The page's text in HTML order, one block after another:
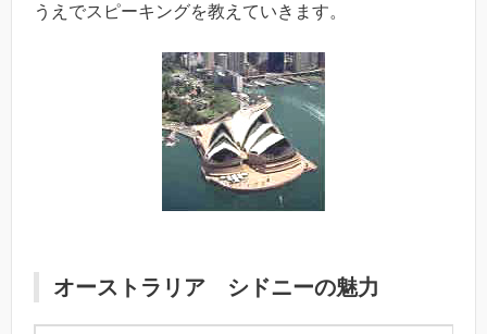
うえでスピーキングを教えていきます。
オーストラリア シドニーの魅力